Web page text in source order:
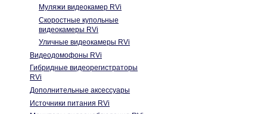
Муляжи видеокамер RVi
Скоростные купольные
видеокамеры RVi
Уличные видеокамеры RVi
Видеодомофоны RVi
Гибридные видеорегистраторы
RVi
Дополнительные аксессуары
Источники питания RVi